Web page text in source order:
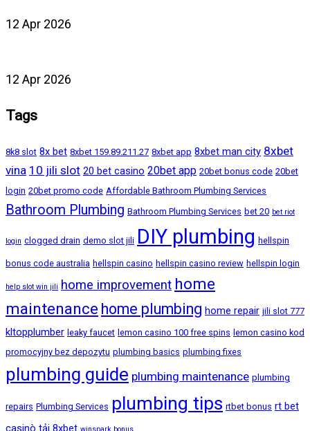
12 Apr 2026
12 Apr 2026
Tags
8k8 slot 8x bet 8xbet 159.89.211.27 8xbet app 8xbet man city 8xbet
vina 10 jili slot 20 bet casino 20bet app 20bet bonus code 20bet
login 20bet promo code Affordable Bathroom Plumbing Services
Bathroom Plumbing Bathroom Plumbing Services bet 20 bet riot
login clogged drain demo slot jili DIY plumbing hellspin
bonus code australia hellspin casino hellspin casino review hellspin login
help slot win jili home improvement home
maintenance home plumbing home repair jili slot 777
kltopplumber leaky faucet lemon casino 100 free spins lemon casino kod
promocyjny bez depozytu plumbing basics plumbing fixes
plumbing guide plumbing maintenance plumbing
repairs Plumbing Services plumbing tips rtbet bonus rt bet
casinò tải 8xbet